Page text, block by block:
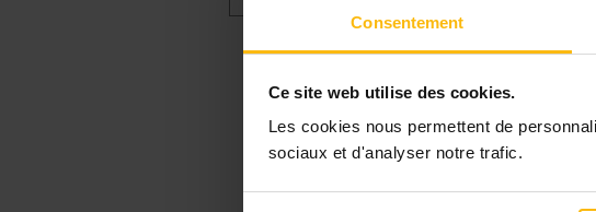
Consentement
Ce site web utilise des cookies.
Les cookies nous permettent de
sociaux et d'analyser notre trafic.